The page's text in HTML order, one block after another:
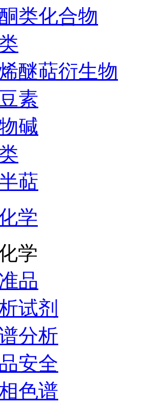
类化合物
醚萜衍生物
素
碱
萜
学
学
品
试剂
分析
安全
色谱